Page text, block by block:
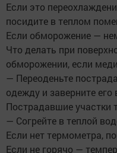
Если это
посидите в теплом
Если обморожение —
Что делать при
обморожении, если
— Переоденьте
одежду и заверните
Пострадавшие участки
— Согрейте в теплой
Если нет термометра,
Если не горячо —